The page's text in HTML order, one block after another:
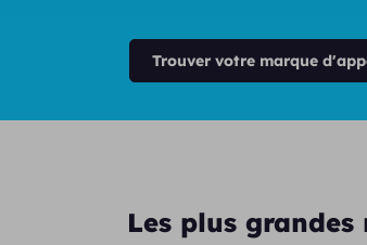
Trouver votre marque
Les plus grandes